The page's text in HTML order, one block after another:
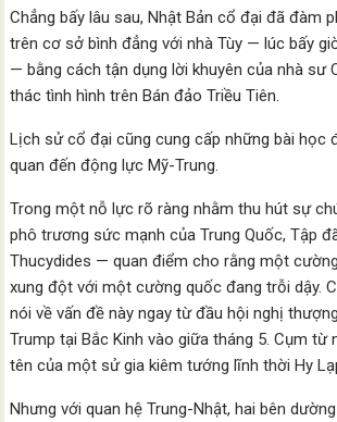
Chẳng bấy lâu sau, Nhật Bản cổ đại đã đàm
trên cơ sở bình đẳng với nhà Tùy — lúc bấy
— bằng cách tận dụng lời khuyên của nhà sư
thác tình hình trên Bán đảo Triều Tiên.
Lịch sử cổ đại cũng cung cấp những bài học
quan đến động lực Mỹ-Trung.
Trong một nỗ lực rõ ràng nhằm thu hút sự
phô trương sức mạnh của Trung Quốc, Tập
Thucydides — quan điểm cho rằng một
xung đột với một cường quốc đang trỗi dậy.
nói về vấn đề này ngay từ đầu hội nghị
Trump tại Bắc Kinh vào giữa tháng 5. Cụm
tên của một sử gia kiêm tướng lĩnh thời Hy
Nhưng với quan hệ Trung-Nhật, hai bên